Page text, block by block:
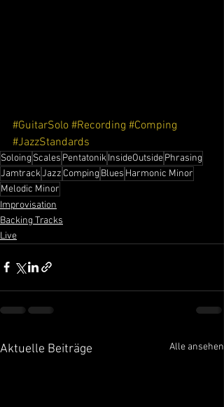
#GuitarSolo #Recording #Comping
#JazzStandards
Soloing Scales PentatonikInsideOutsidePhrasing
JamtrackJazz Comping Blues Harmonic Minor
Melodic Minor
Improvisation
Backing Tracks
Live
Aktuelle Beiträge Alle ansehen